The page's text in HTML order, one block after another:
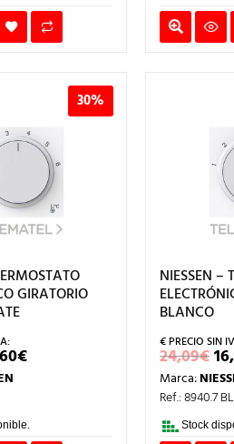
30%
GIRATORIO
€EL
PRECIO
NIESSEN –
BLANCO
24,09€EL
Marca:
Ref.: 8940.7 BL
Stock